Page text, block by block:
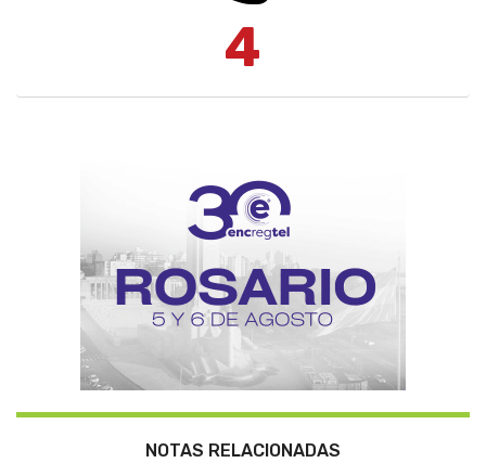
4
NOTAS RELACIONADAS